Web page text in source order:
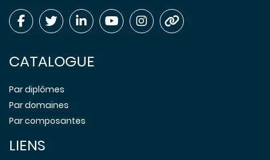
CATALOGUE
Par diplômes
Par domaines
Par composantes
LIENS